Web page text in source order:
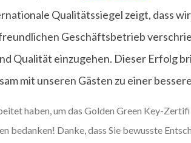
Qualitätssiegel zeigt, dass
Geschäftsbetrieb
Qualität einzugehen. Dieser Erfolg
mit unseren Gästen zu einer
haben, um das Golden Green Key-
bedanken! Danke, dass Sie bewusste